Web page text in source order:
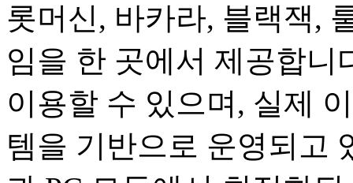
롯머신, 바카라, 블랙잭,
임을 한 곳에서 제공합니
이용할 수 있으며, 실제
템을 기반으로 운영되고